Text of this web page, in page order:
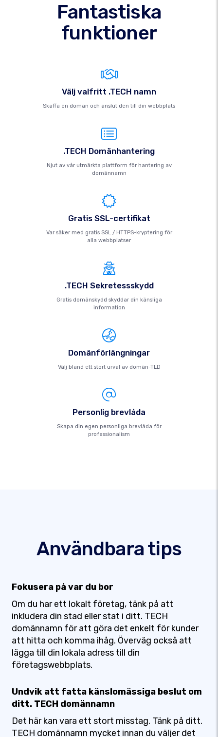
Fantastiska
funktioner
Välj valfritt .TECH namn
Skaffa en domän och anslut den till din webbplats
.TECH Domänhantering
Njut av vår utmärkta plattform för hantering av
domännamn
Gratis SSL-certifikat
Var säker med gratis SSL / HTTPS-kryptering för
alla webbplatser
.TECH Sekretessskydd
Gratis domänskydd skyddar din känsliga
information
Domänförlängningar
Välj bland ett stort urval av domän-TLD
Personlig brevlåda
Skapa din egen personliga brevlåda för
professionalism
Användbara tips
Fokusera på var du bor
Om du har ett lokalt företag, tänk på att
inkludera din stad eller stat i ditt. TECH
domännamn för att göra det enkelt för kunder
att hitta och komma ihåg. Överväg också att
lägga till din lokala adress till din
företagswebbplats.
Undvik att fatta känslomässiga beslut om
ditt. TECH domännamn
Det här kan vara ett stort misstag. Tänk på ditt.
TECH domännamn mycket innan du väljer det